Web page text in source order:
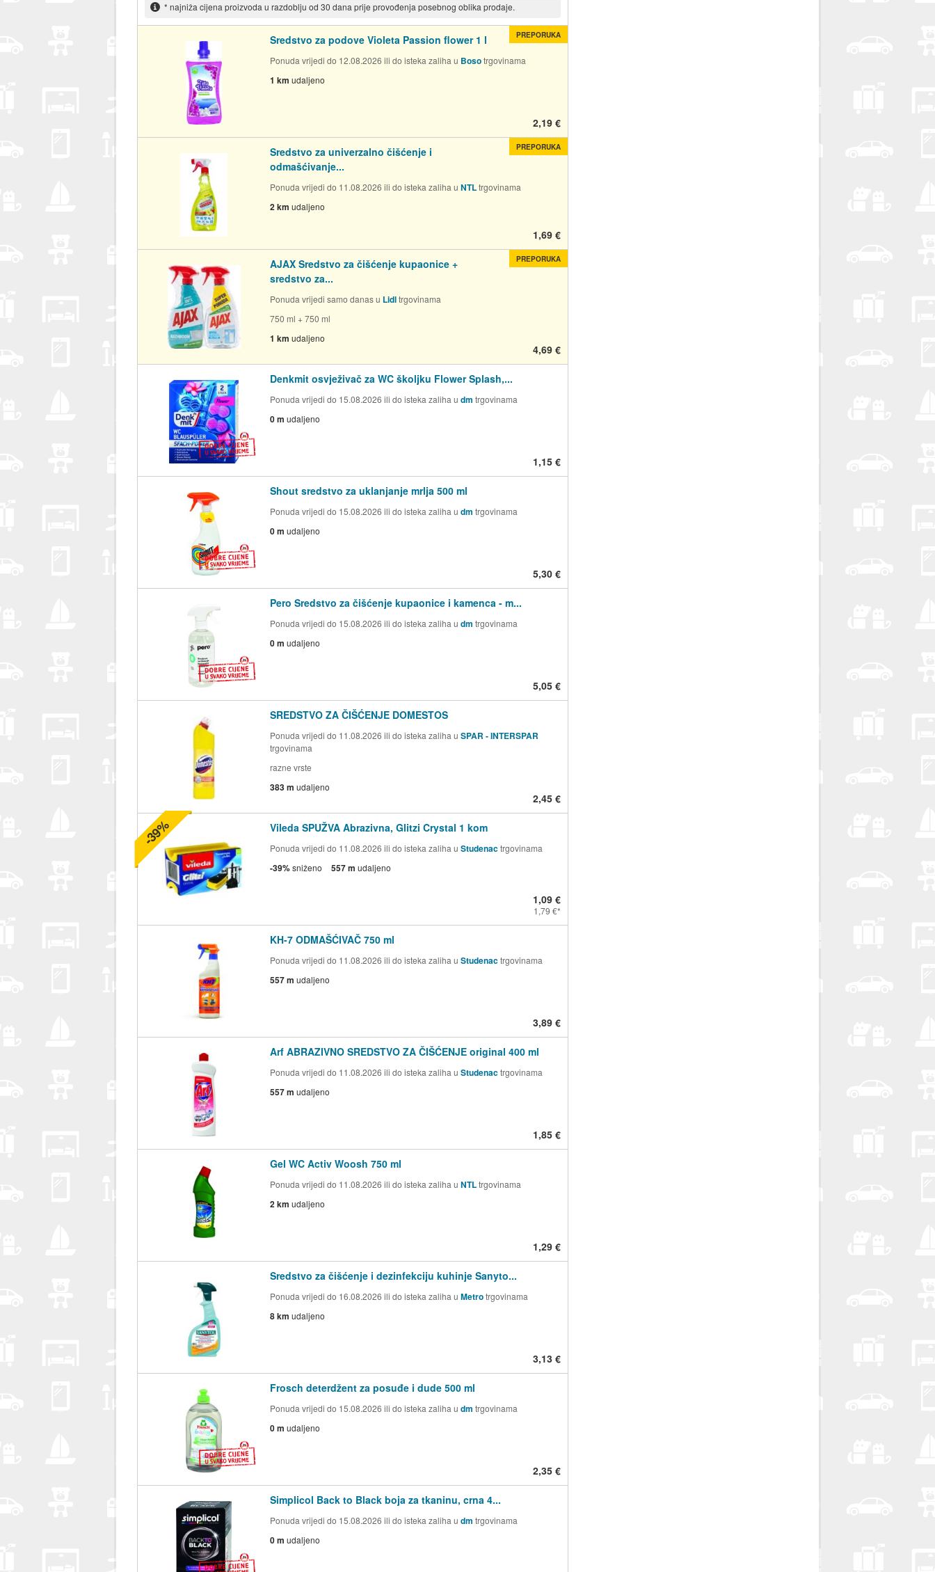
* najniža cijena proizvoda u razdoblju od 30 dana prije provođenja posebnog oblika prodaje.
Sredstvo za podove Violeta Passion flower 1 l
Ponuda vrijedi do 12.08.2026 ili do isteka zaliha u Bosotrgovinama
1 km udaljeno
2,19 €
PREPORUKA
Sredstvo za univerzalno čišćenje i
odmašćivanje...
Ponuda vrijedi do 11.08.2026 ili do isteka zaliha u NTLtrgovinama
2 km udaljeno
1,69 €
PREPORUKA
AJAX Sredstvo za čišćenje kupaonice +
sredstvo za...
Ponuda vrijedi samo danas u Lidltrgovinama
750 ml + 750 ml
1 km udaljeno
4,69 €
PREPORUKA
Denkmit osvježivač za WC školjku Flower Splash,...
Ponuda vrijedi do 15.08.2026 ili do isteka zaliha u dm trgovinama
0 m udaljeno
1,15 €
Shout sredstvo za uklanjanje mrlja 500 ml
Ponuda vrijedi do 15.08.2026 ili do isteka zaliha u dm trgovinama
0 m udaljeno
5,30 €
Pero Sredstvo za čišćenje kupaonice i kamenca - m...
Ponuda vrijedi do 15.08.2026 ili do isteka zaliha u dm trgovinama
0 m udaljeno
5,05 €
SREDSTVO ZA ČIŠĆENJE DOMESTOS
Ponuda vrijedi do 11.08.2026 ili do isteka zaliha u SPAR - INTERSPAR
trgovinama
razne vrste
383 m udaljeno
2,45 €
Vileda SPUŽVA Abrazivna, Glitzi Crystal 1 kom
Ponuda vrijedi do 11.08.2026 ili do isteka zaliha u Studenactrgovinama
-39%sniženo 557 m udaljeno
1,09 €
1,79 €
-39%
KH-7 ODMAŠĆIVAČ 750 ml
Ponuda vrijedi do 11.08.2026 ili do isteka zaliha u Studenactrgovinama
557 m udaljeno
3,89 €
Arf ABRAZIVNO SREDSTVO ZA ČIŠĆENJE original 400 ml
Ponuda vrijedi do 11.08.2026 ili do isteka zaliha u Studenactrgovinama
557 m udaljeno
1,85 €
Gel WC Activ Woosh 750 ml
Ponuda vrijedi do 11.08.2026 ili do isteka zaliha u NTLtrgovinama
2 km udaljeno
1,29 €
Sredstvo za čišćenje i dezinfekciju kuhinje Sanyto...
Ponuda vrijedi do 16.08.2026 ili do isteka zaliha u Metrotrgovinama
8 km udaljeno
3,13 €
Frosch deterdžent za posuđe i dude 500 ml
Ponuda vrijedi do 15.08.2026 ili do isteka zaliha u dm trgovinama
0 m udaljeno
2,35 €
Simplicol Back to Black boja za tkaninu, crna 4...
Ponuda vrijedi do 15.08.2026 ili do isteka zaliha u dm trgovinama
0 m udaljeno